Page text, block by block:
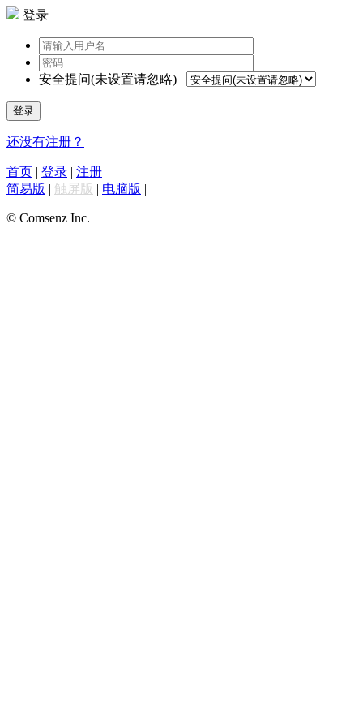
登录
安全提问(未设置请忽略)
登录
还没有注册？
首页 | 登录 | 注册
简易版 | 触屏版 | 电脑版 |
© Comsenz Inc.